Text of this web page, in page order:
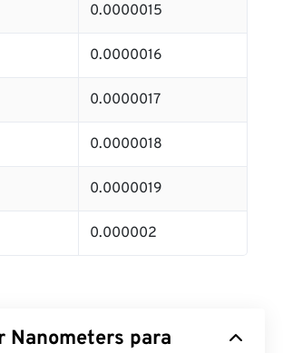
0.0000015
0.0000016
0.0000017
0.0000018
0.0000019
0.000002
Nanometers para